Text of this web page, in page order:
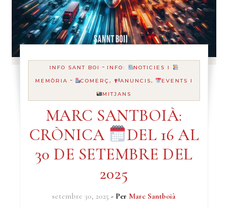
INFO SANT BOI - INFO:
NOTICIES I
MEMÒRIA - COMERÇ, ANUNCIS,
EVENTS I
MITJANS
MARC SANTBOIÀ:
CRÒNICA
DEL 16 AL
30 DE SETEMBRE DEL
2025
setembre 30, 2025 - Per Marc Santboià